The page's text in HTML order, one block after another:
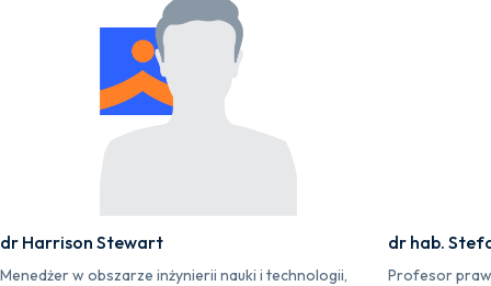
dr Harrison Stewart
Menedżer w obszarze inżynierii nauki i technologii,
dr hab.
Profesor